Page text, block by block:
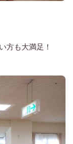
方も大満足！